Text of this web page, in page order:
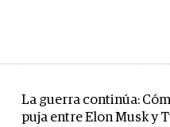
La guerra continúa:
puja entre Elon Musk y